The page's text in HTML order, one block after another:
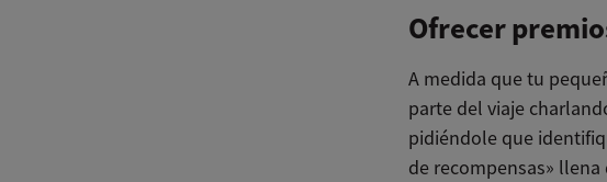
Ofrecer
A medida que tu
parte del viaje
pidiéndole que
de recompensas»